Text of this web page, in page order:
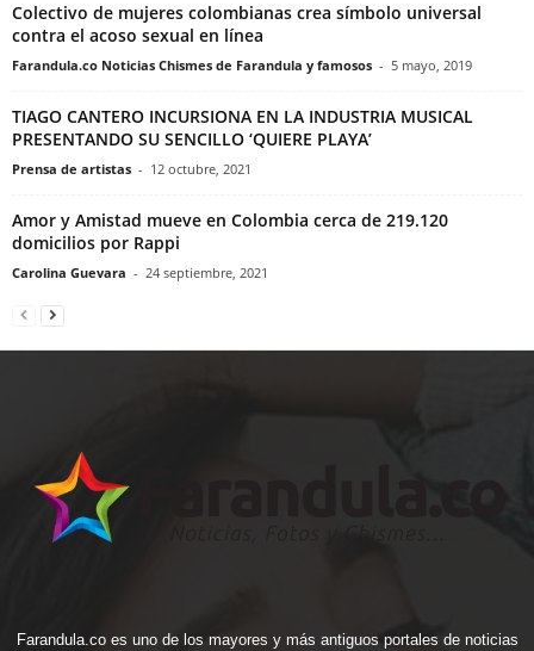
Colectivo de mujeres colombianas crea símbolo universal
contra el acoso sexual en línea
Farandula.co Noticias Chismes de Farandula y famosos - 5 mayo, 2019
TIAGO CANTERO INCURSIONA EN LA INDUSTRIA MUSICAL
PRESENTANDO SU SENCILLO ‘QUIERE PLAYA’
Prensa de artistas - 12 octubre, 2021
Amor y Amistad mueve en Colombia cerca de 219.120
domicilios por Rappi
Carolina Guevara - 24 septiembre, 2021
Farandula.co es uno de los mayores y más antiguos portales de noticias